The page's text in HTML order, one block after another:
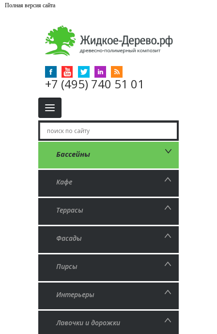
Полная версия сайта
+7 (495) 740 51 01
Бассейны
Кафе
Террасы
Фасады
Пирсы
Интерьеры
Лавочки и дорожки